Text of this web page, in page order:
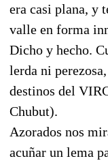
era casi plana, y
valle en forma
Dicho y hecho.
lerda ni
destinos del
Chubut).
Azorados nos
acuñar un lema